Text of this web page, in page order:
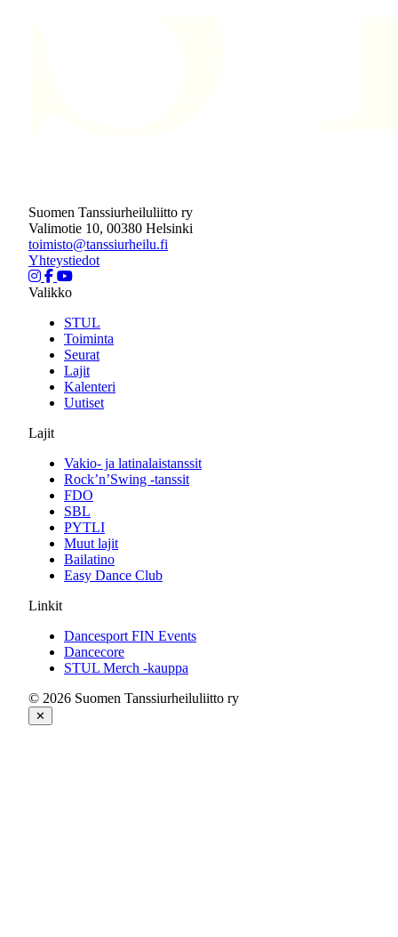
Suomen Tanssiurheiluliitto ry
Valimotie 10, 00380 Helsinki
toimisto@tanssiurheilu.fi
Yhteystiedot
Valikko
STUL
Toiminta
Seurat
Lajit
Kalenteri
Uutiset
Lajit
Vakio- ja latinalaistanssit
Rock’n’Swing -tanssit
FDO
SBL
PYTLI
Muut lajit
Bailatino
Easy Dance Club
Linkit
Dancesport FIN Events
Dancecore
STUL Merch -kauppa
© 2026 Suomen Tanssiurheiluliitto ry
✕